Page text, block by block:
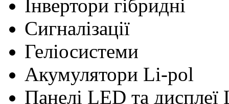
Інвертори гібридні
Сигналізації
Геліосистеми
Акумулятори Li-pol
Панелі LED та дисплеї